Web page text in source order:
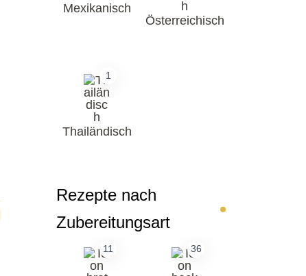
Mexikanisch
Österreichisch
1
Thailändisch
Rezepte nach
Zubereitungsart
11 36